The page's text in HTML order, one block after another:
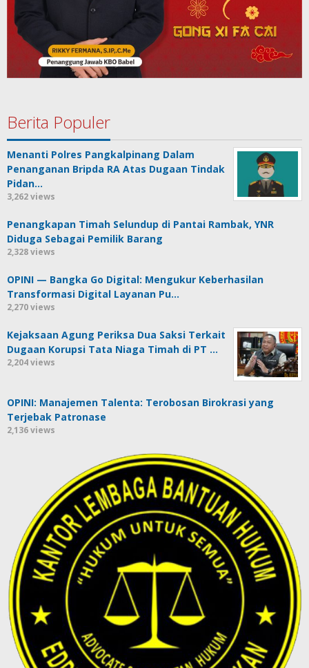
Berita Populer
Menanti Polres Pangkalpinang Dalam
Penanganan Bripda RA Atas Dugaan Tindak
Pidan…
3,262 views
Penangkapan Timah Selundup di Pantai Rambak, YNR
Diduga Sebagai Pemilik Barang
2,328 views
OPINI — Bangka Go Digital: Mengukur Keberhasilan
Transformasi Digital Layanan Pu…
2,270 views
Kejaksaan Agung Periksa Dua Saksi Terkait
Dugaan Korupsi Tata Niaga Timah di PT …
2,204 views
OPINI: Manajemen Talenta: Terobosan Birokrasi yang
Terjebak Patronase
2,136 views